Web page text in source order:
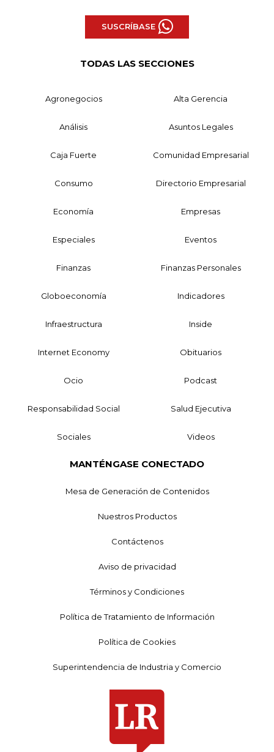
SUSCRÍBASE
TODAS LAS SECCIONES
Agronegocios Alta Gerencia
Análisis Asuntos Legales
Caja Fuerte Comunidad Empresarial
Consumo Directorio Empresarial
Economía Empresas
Especiales Eventos
Finanzas Finanzas Personales
Globoeconomía Indicadores
Infraestructura Inside
Internet Economy Obituarios
Ocio Podcast
Responsabilidad Social Salud Ejecutiva
Sociales Videos
MANTÉNGASE CONECTADO
Mesa de Generación de Contenidos
Nuestros Productos
Contáctenos
Aviso de privacidad
Términos y Condiciones
Política de Tratamiento de Información
Política de Cookies
Superintendencia de Industria y Comercio